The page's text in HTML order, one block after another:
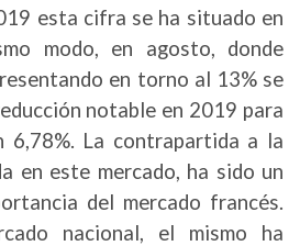
esta cifra se ha situado en
modo, en agosto, donde
en torno al 13% se
notable en 2019 para
6,78%. La contrapartida a la
en este mercado, ha sido un
del mercado francés.
nacional, el mismo ha